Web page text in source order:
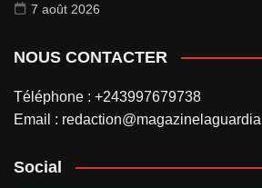
7 août 2026
NOUS CONTACTER
Téléphone : +243997679738
Email :
Social